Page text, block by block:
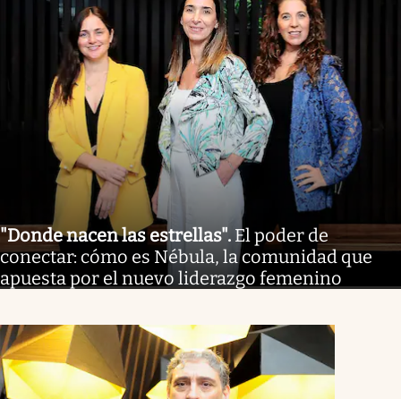
"Donde nacen las estrellas". El poder de
conectar: cómo es Nébula, la comunidad que
apuesta por el nuevo liderazgo femenino